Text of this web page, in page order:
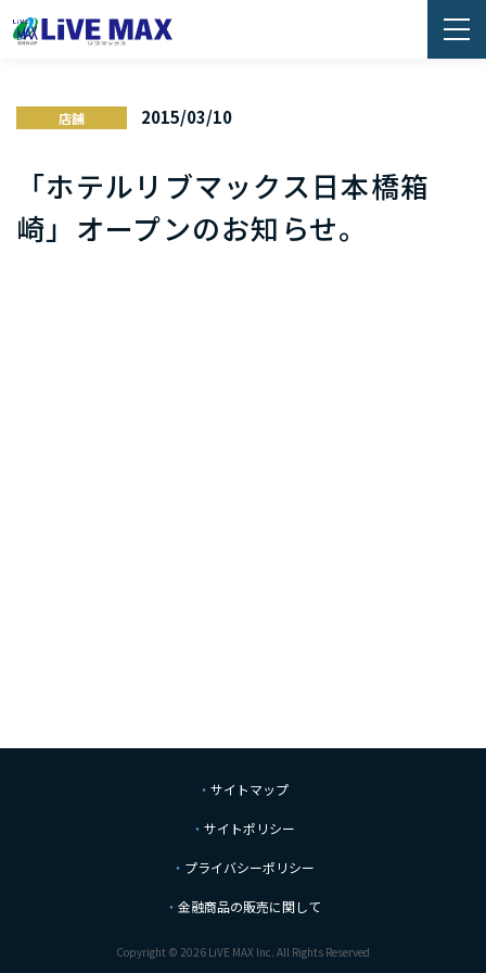
店舗 2015/03/10
「ホテルリブマックス日本橋箱
崎」オープンのお知らせ。
サイトマップ
サイトポリシー
プライバシーポリシー
金融商品の販売に関して
Copyright © 2026 LiVE MAX Inc. All Rights Reserved